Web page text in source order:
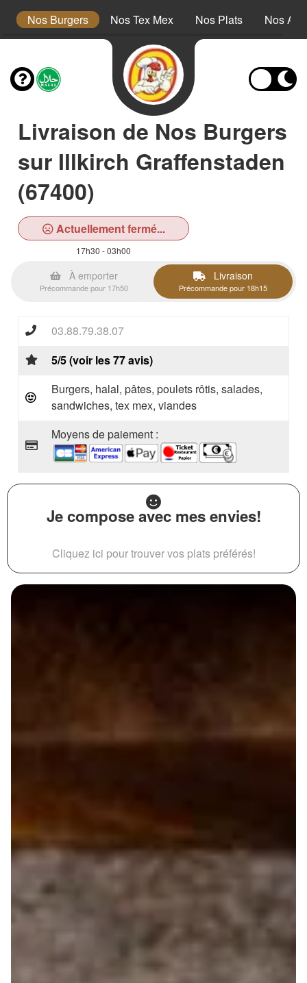
Nos Burgers Nos Tex Mex Nos Plats Nos
Livraison de Nos Burgers
sur Illkirch Graffenstaden
(67400)
Actuellement fermé...
17h30 - 03h00
À emporter
Précommande pour 17h50
Livraison
Précommande pour 18h15
03.88.79.38.07
5/5 (voir les 77 avis)
Burgers, halal, pâtes, poulets rôtis, salades,
sandwiches, tex mex, viandes
Moyens de paiement :
Je compose avec mes envies!
Cliquez ici pour trouver vos plats préférés!